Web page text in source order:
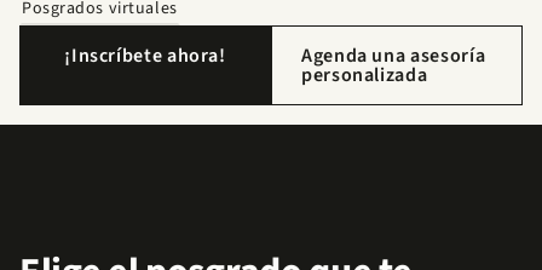
Posgrados virtuales
¡Inscríbete ahora! Agenda una asesoría
personalizada